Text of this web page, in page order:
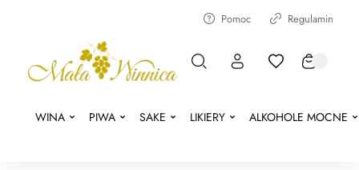
Pomoc Regulamin
WINA PIWA SAKE LIKIERY ALKOHOLE MOCNE